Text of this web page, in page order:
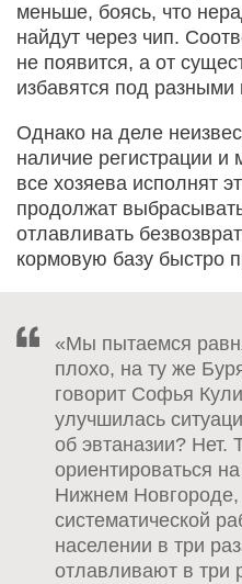
меньше, боясь, что
найдут через чип.
не появится, а от
избавятся под разными
Однако на деле
наличие регистрации и
все хозяева исполнят
продолжат
отлавливать
кормовую базу быстро
«Мы пытаемся
плохо, на ту же
говорит Софья
улучшилась
об эвтаназии? Нет.
ориентироваться
Нижнем Новгороде,
систематической
населении в три
отлавливают в три